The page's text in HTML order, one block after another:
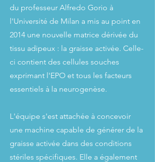
du professeur Alfredo Gorio à
l'Université de Milan a mis au point en
2014 une nouvelle matrice dérivée du
tissu adipeux : la graisse activée. Celle-
ci contient des cellules souches
exprimant l'EPO et tous les facteurs
essentiels à la neurogenèse.
L'équipe s'est attachée à concevoir
une machine capable de générer de la
graisse activée dans des conditions
stériles spécifiques. Elle a également